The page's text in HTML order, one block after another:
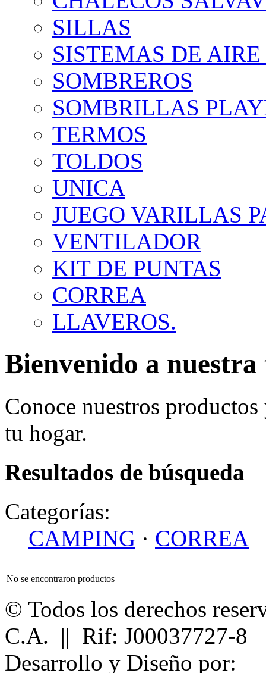
SILLAS
SISTEMAS DE
SOMBREROS
SOMBRILLAS
TERMOS
TOLDOS
UNICA
JUEGO VARILLAS
VENTILADOR
KIT DE PUNTAS
CORREA
LLAVEROS.
Bienvenido a
Conoce nuestros
tu hogar.
Resultados de búsqueda
Categorías:
CAMPING · CORREA
No se encontraron productos
© Todos los derechos
C.A. || Rif: J00037727-8
Desarrollo y Diseño por: